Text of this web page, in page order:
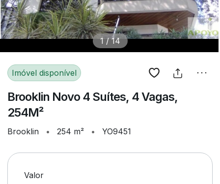
1/14
Imóvel disponível
Brooklin Novo 4 Suítes, 4 Vagas,
254M²
Brooklin • 254 m² • YO9451
Valor